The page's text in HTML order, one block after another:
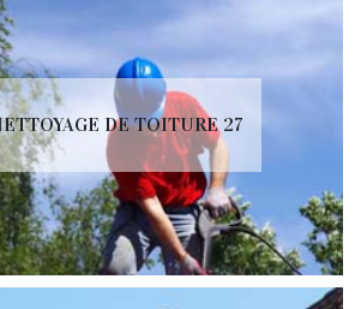
DE TOITURE 27